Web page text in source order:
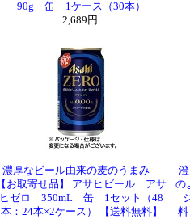
90g 缶 1ケース（30本）
2,689円
濃厚なビール由来の麦のうまみ
【お取寄せ品】 アサヒビール アサ
ヒゼロ 350mL 缶 1セット（48
本：24本×2ケース） 【送料無料】
の